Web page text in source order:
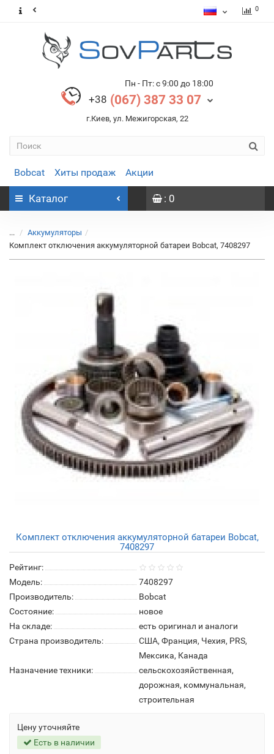
0
Пн - Пт: с 9:00 до 18:00
+38 (067) 387 33 07
г.Киев, ул. Межигорская, 22
Bobcat Хиты продаж Акции
Каталог : 0
...
Аккумуляторы
Комплект отключения аккумуляторной батареи Bobcat, 7408297
Комплект отключения аккумуляторной батареи Bobcat,
7408297
Рейтинг:
Модель:
7408297
Производитель:
Bobcat
Состояние:
новое
На складе:
есть оригинал и аналоги
Страна производитель:
США, Франция, Чехия, PRS,
Мексика, Канада
Назначение техники:
сельскохозяйственная,
дорожная, коммунальная,
строительная
Цену уточняйте
Есть в наличии